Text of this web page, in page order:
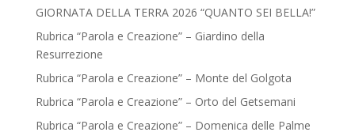
GIORNATA DELLA TERRA 2026 “QUANTO SEI BELLA!”
Rubrica “Parola e Creazione” – Giardino della
Resurrezione
Rubrica “Parola e Creazione” – Monte del Golgota
Rubrica “Parola e Creazione” – Orto del Getsemani
Rubrica “Parola e Creazione” – Domenica delle Palme